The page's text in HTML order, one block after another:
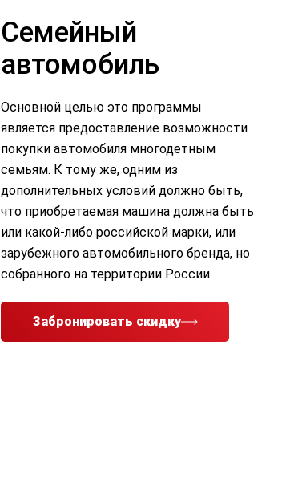
Семейный
автомобиль
Основной целью это программы
является предоставление возможности
покупки автомобиля многодетным
семьям. К тому же, одним из
дополнительных условий должно быть,
что приобретаемая машина должна быть
или какой-либо российской марки, или
зарубежного автомобильного бренда, но
собранного на территории России.
Забронировать скидку